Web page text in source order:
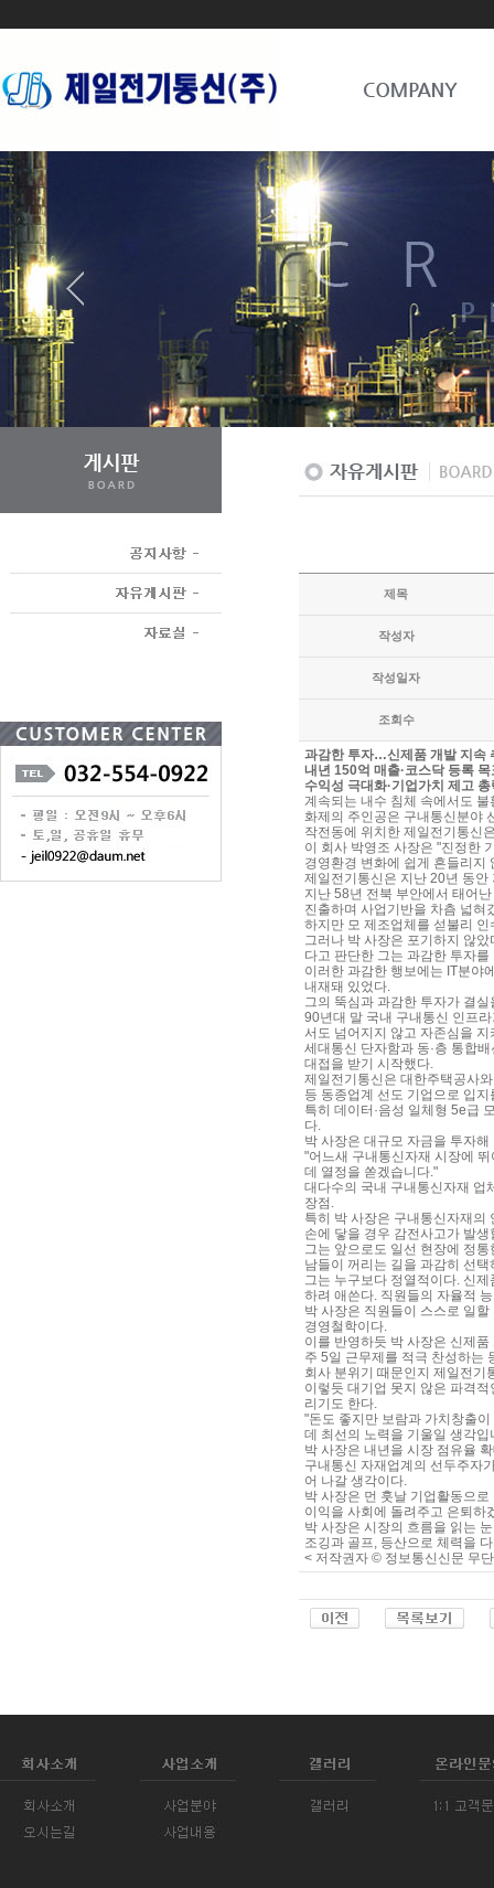
제목
작성자
작성일자
조회수
과감한 투자…신제품 개발 지속
내년 150억 매출·코스닥 등록 목
수익성 극대화·기업가치 제고 총
계속되는 내수 침체 속에서도
화제의 주인공은 구내통신분야
작전동에 위치한 제일전기통신
이 회사 박영조 사장은 "진정한
경영환경 변화에 쉽게 흔들리지
제일전기통신은 지난 20년 동
지난 58년 전북 부안에서 태어
진출하며 사업기반을 차츰 넓혀
하지만 모 제조업체를 섣불리
그러나 박 사장은 포기하지 않
다고 판단한 그는 과감한 투자
이러한 과감한 행보에는 IT분야
내재돼 있었다.
그의 뚝심과 과감한 투자가 결
90년대 말 국내 구내통신 인프
서도 넘어지지 않고 자존심을
세대통신 단자함과 동·층 통합
대접을 받기 시작했다.
제일전기통신은 대한주택공사
등 동종업계 선도 기업으로 입
특히 데이터·음성 일체형 5e급
다.
박 사장은 대규모 자금을 투자
"어느새 구내통신자재 시장에
데 열정을 쏟겠습니다."
대다수의 국내 구내통신자재 업
장점.
특히 박 사장은 구내통신자재의
손에 닿을 경우 감전사고가 발
그는 앞으로도 일선 현장에 정
남들이 꺼리는 길을 과감히 선
그는 누구보다 정열적이다. 신
하려 애쓴다. 직원들의 자율적
박 사장은 직원들이 스스로 일
경영철학이다.
이를 반영하듯 박 사장은 신제
주 5일 근무제를 적극 찬성하는
회사 분위기 때문인지 제일전기
이렇듯 대기업 못지 않은 파격
리기도 한다.
"돈도 좋지만 보람과 가치창출
데 최선의 노력을 기울일 생각입
박 사장은 내년을 시장 점유율
구내통신 자재업계의 선두주자
어 나갈 생각이다.
박 사장은 먼 훗날 기업활동으
이익을 사회에 돌려주고 은퇴하
박 사장은 시장의 흐름을 읽는
조깅과 골프, 등산으로 체력을
< 저작권자 © 정보통신신문 무